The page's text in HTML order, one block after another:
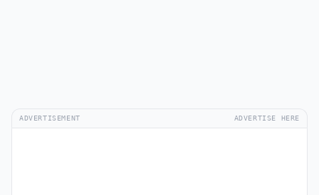
ADVERTISEMENT ADVERTISE HERE